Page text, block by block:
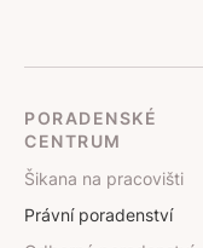
PORADENSKÉ
CENTRUM
Šikana na pracovišti
Právní poradenství